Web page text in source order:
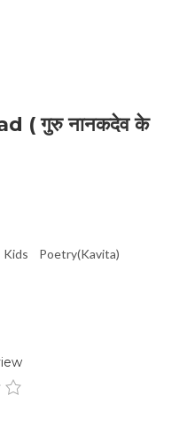
( गुरु नानकदेव के
Kids
Poetry(Kavita)